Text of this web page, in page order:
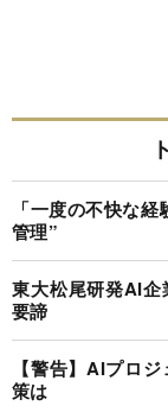
「一度の不快な
管理”
東大松尾研発AI
要諦
【警告】AIプロ
策は